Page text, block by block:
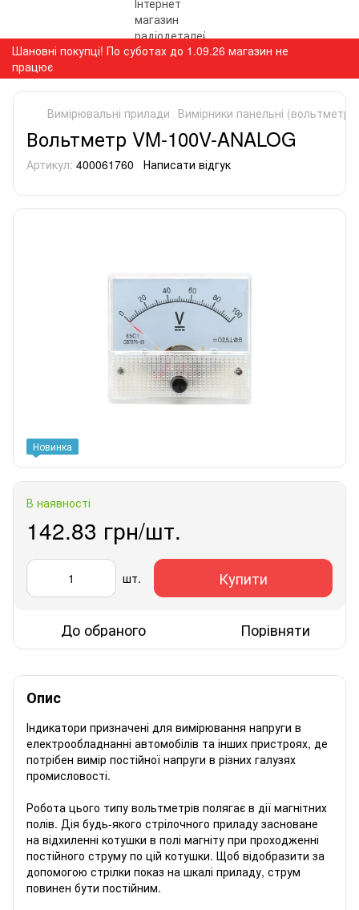
Шановні покупці! По суботах до 1.09.26 магазин не
працює
Вимірювальні прилади Вимірники панельні
Вольтметр VM-100V-ANALOG
Артикул: 400061760 Написати відгук
Новинка
В наявності
142.83 грн/шт.
шт. Купити
До обраного Порівняти
Опис
Індикатори призначені для вимірювання напруги в
електрообладнанні автомобілів та інших пристроях, де
потрібен вимір постійної напруги в різних галузях
промисловості.
Робота цього типу вольтметрів полягає в дії магнітних
полів. Дія будь-якого стрілочного приладу засноване
на відхиленні котушки в полі магніту при проходженні
постійного струму по цій котушки. Щоб відобразити за
допомогою стрілки показ на шкалі приладу, струм
повинен бути постійним.